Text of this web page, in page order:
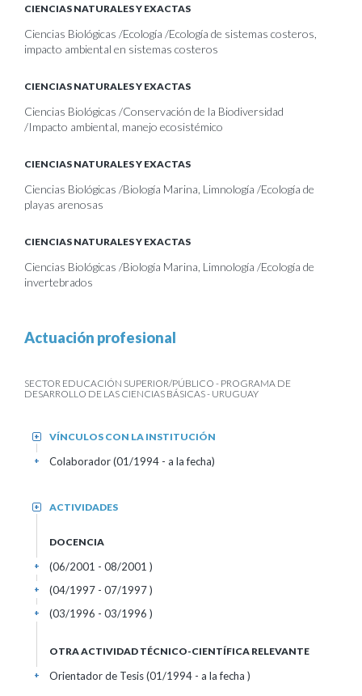
CIENCIAS NATURALES Y EXACTAS
Ciencias Biológicas /Ecología /Ecología de sistemas costeros,
impacto ambiental en sistemas costeros
CIENCIAS NATURALES Y EXACTAS
Ciencias Biológicas /Conservación de la Biodiversidad
/Impacto ambiental, manejo ecosistémico
CIENCIAS NATURALES Y EXACTAS
Ciencias Biológicas /Biología Marina, Limnología /Ecología de
playas arenosas
CIENCIAS NATURALES Y EXACTAS
Ciencias Biológicas /Biología Marina, Limnología /Ecología de
invertebrados
Actuación profesional
SECTOR EDUCACIÓN SUPERIOR/PÚBLICO - PROGRAMA DE
DESARROLLO DE LAS CIENCIAS BÁSICAS - URUGUAY
VÍNCULOS CON LA INSTITUCIÓN
+
Colaborador (01/1994 - a la fecha)
+
ACTIVIDADES
+
DOCENCIA
(06/2001 - 08/2001 )
+
(04/1997 - 07/1997 )
+
(03/1996 - 03/1996 )
+
OTRA ACTIVIDAD TÉCNICO-CIENTÍFICA RELEVANTE
Orientador de Tesis (01/1994 - a la fecha )
+